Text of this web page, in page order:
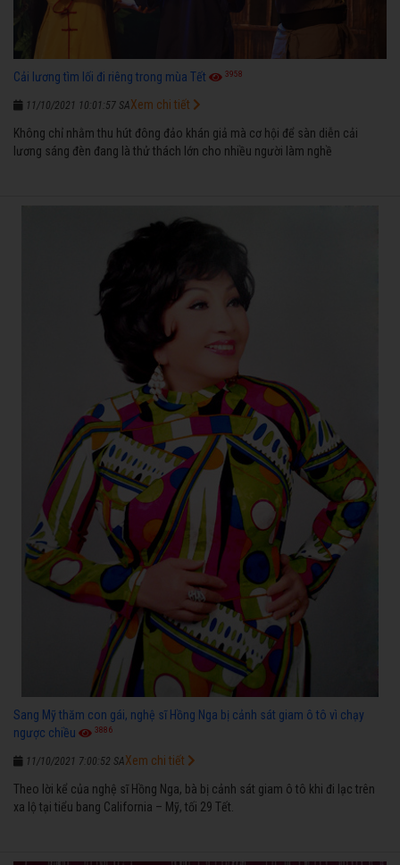
Cải lương tìm lối đi riêng trong mùa Tết 3958
11/10/2021 10:01:57 SA
Không chỉ nhằm thu hút đông đảo khán giả mà cơ hội để sàn diễn cải
lương sáng đèn đang là thử thách lớn cho nhiều người làm nghề
Xem chi tiết
Sang Mỹ thăm con gái, nghệ sĩ Hồng Nga bị cảnh sát giam ô tô vì chạy
ngược chiều
3886
11/10/2021 7:00:52 SA
Theo lời kể của nghệ sĩ Hồng Nga, bà bị cảnh sát giam ô tô khi đi lạc trên
xa lộ tại tiểu bang California – Mỹ, tối 29 Tết.
Xem chi tiết